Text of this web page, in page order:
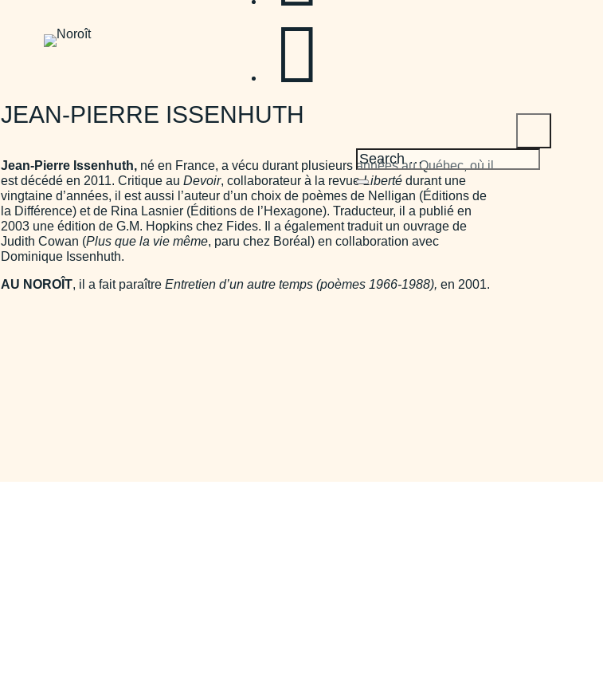

JEAN-PIERRE ISSENHUTH
Jean-Pierre Issenhuth, né en France, a vécu durant plusieurs années au Québec, où il
est décédé en 2011. Critique auDevoir, collaborateur à la revueLiberté durant une
vingtaine d’années, il est aussi l’auteur d’un choix de poèmes de Nelligan (Éditions de
la Différence) et de Rina Lasnier (Éditions de l’Hexagone). Traducteur, il a publié en
2003 une édition de G.M. Hopkins chez Fides. Il a également traduit un ouvrage de
Judith Cowan (Plus que la vie même, paru chez Boréal) en collaboration avec
Dominique Issenhuth.
AU NOROÎT, il a fait paraîtreEntretien d’un autre temps (poèmes 1966-1988), en 2001.